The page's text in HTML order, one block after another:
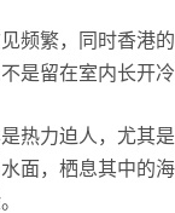
频繁，同时香港
是留在室内长开
热力迫人，尤其
面，栖息其中的